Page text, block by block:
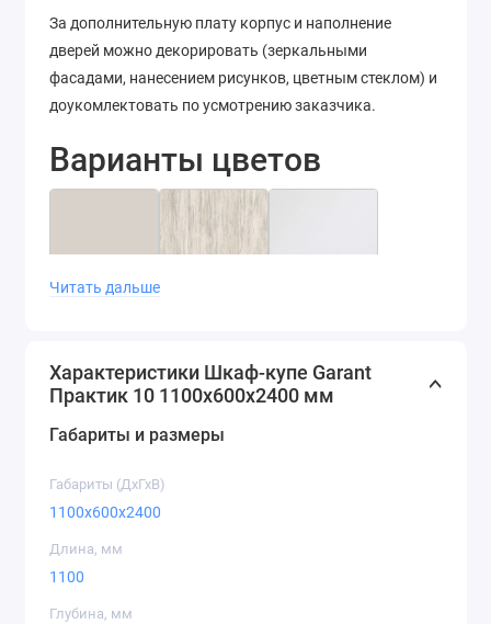
За дополнительную плату корпус и наполнение
дверей можно декорировать (зеркальными
фасадами, нанесением рисунков, цветным стеклом) и
доукомлектовать по усмотрению заказчика.
Варианты цветов
Дуб артизан
Дуб крафт
золотой
Читать дальше
Характеристики Шкаф-купе Garant
Практик 10 1100x600x2400 мм
Габариты и размеры
Габариты (ДхГхВ)
1100x600x2400
Длина, мм
1100
Глубина, мм